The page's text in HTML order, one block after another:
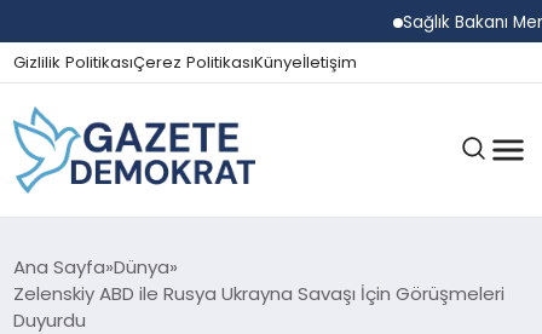
Sağlık Bakanı
Gizlilik PolitikasıÇerez PolitikasıKünyeİletişim
GÜNDEM
Ana Sayfa Dünya
Zelenskiy ABD ile Rusya Ukrayna Savaşı İçin Görüşmeleri
Duyurdu